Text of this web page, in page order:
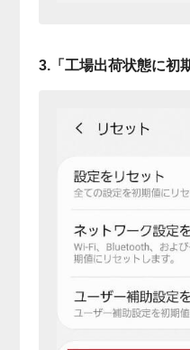
3.「工場出荷状態に初